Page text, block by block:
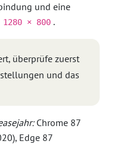
und eine
1280 × 800 .
überprüfe zuerst
und das
Chrome 87
Edge 87